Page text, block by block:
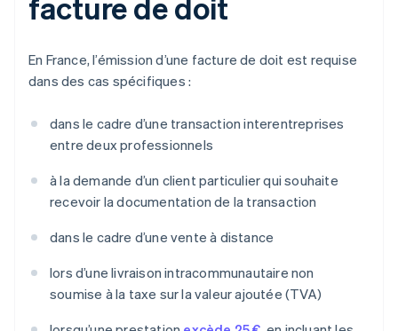
facture de doit
En France, l’émission d’une facture de doit est requise
dans des cas spécifiques :
dans le cadre d’une transaction interentreprises
entre deux professionnels
à la demande d’un client particulier qui souhaite
recevoir la documentation de la transaction
dans le cadre d’une vente à distance
lors d’une livraison intracommunautaire non
soumise à la taxe sur la valeur ajoutée (TVA)